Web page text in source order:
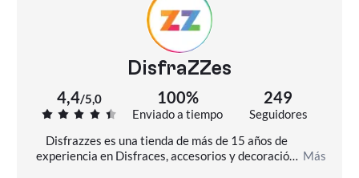
DisfraZZes
4,4/5,0 100%
Enviado a tiempo
249
Seguidores
Disfrazzes es una tienda de más de 15 años de
experiencia en Disfraces, accesorios y decoración. Más